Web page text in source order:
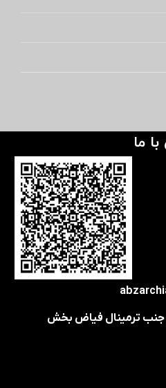
ما
- جنب ترمینال فیاض بخش